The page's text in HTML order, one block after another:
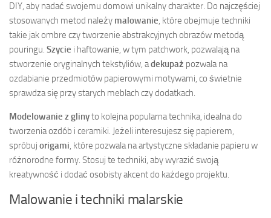
DIY, aby nadać swojemu domowi unikalny charakter. Do najczęściej
stosowanych metod należy malowanie, które obejmuje techniki
takie jak ombre czy tworzenie abstrakcyjnych obrazów metodą
pouringu. Szycie i haftowanie, w tym patchwork, pozwalają na
stworzenie oryginalnych tekstyliów, adekupaż pozwala na
ozdabianie przedmiotów papierowymi motywami, co świetnie
sprawdza się przy starych meblach czy dodatkach.
Modelowanie z glinyto kolejna popularna technika, idealna do
tworzenia ozdób i ceramiki. Jeżeli interesujesz się papierem,
spróbuj origami, które pozwala na artystyczne składanie papieru w
różnorodne formy. Stosuj te techniki, aby wyrazić swoją
kreatywność i dodać osobisty akcent do każdego projektu.
Malowanie i techniki malarskie